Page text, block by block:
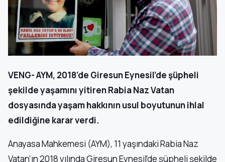
VENG- AYM, 2018’de Giresun Eynesil’de şüpheli
şekilde yaşamını yitiren Rabia Naz Vatan
dosyasında yaşam hakkının usul boyutunun ihlal
edildiğine karar verdi.
Anayasa Mahkemesi (AYM), 11 yaşındaki Rabia Naz
Vatan’ın 2018 yılında Giresun Eynesil’de şüpheli şekilde